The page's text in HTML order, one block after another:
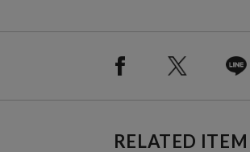
※メーカー型番：MSJ‐013
※掲載画像の商品の色味は、屋外や屋内の光の照
異なる場合もございますので、予めご了承くださ
RELATED ITEM